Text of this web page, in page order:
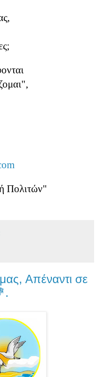
Πολιτών"
Απέναντι σε